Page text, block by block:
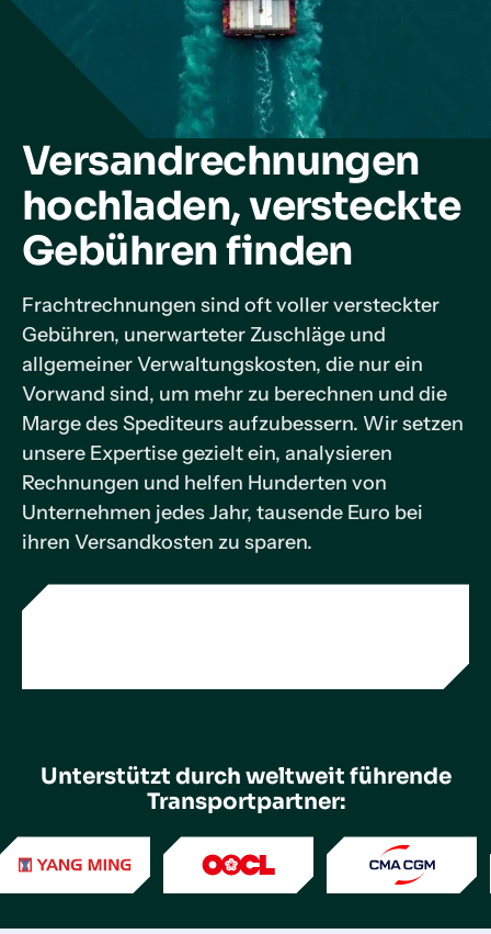
Versandrechnungen
hochladen, versteckte
Gebühren finden
Frachtrechnungen sind oft voller versteckter
Gebühren, unerwarteter Zuschläge und
allgemeiner Verwaltungskosten, die nur ein
Vorwand sind, um mehr zu berechnen und die
Marge des Spediteurs aufzubessern. Wir setzen
unsere Expertise gezielt ein, analysieren
Rechnungen und helfen Hunderten von
Unternehmen jedes Jahr, tausende Euro bei
ihren Versandkosten zu sparen.
Unterstützt durch weltweit führende
Transportpartner: